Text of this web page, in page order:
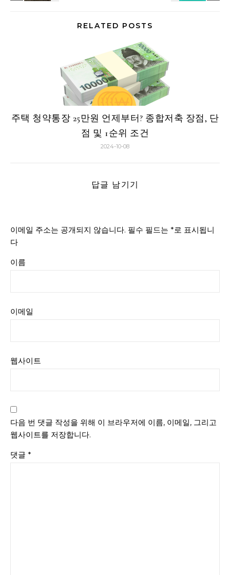
RELATED POSTS
주택 청약통장 25만원 언제부터? 종합저축 장점, 단
점 및 1순위 조건
2024-10-08
답글 남기기
이메일 주소는 공개되지 않습니다. 필수 필드는 *로 표시됩니
다
이름
이메일
웹사이트
다음 번 댓글 작성을 위해 이 브라우저에 이름, 이메일, 그리고
웹사이트를 저장합니다.
댓글 *